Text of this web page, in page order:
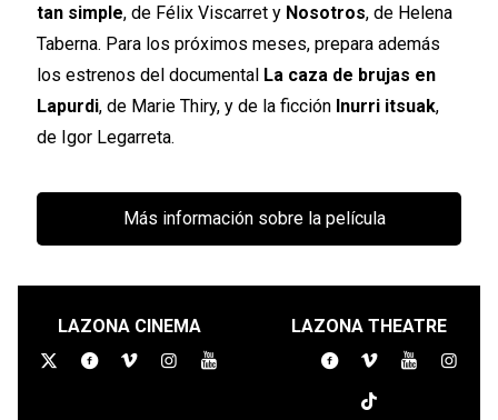
tan simple, de Félix Viscarret y Nosotros, de Helena
Taberna. Para los próximos meses, prepara además
los estrenos del documental La caza de brujas en
Lapurdi, de Marie Thiry, y de la ficción Inurri itsuak,
de Igor Legarreta.
Más información sobre la película
LAZONA CINEMA LAZONA THEATRE